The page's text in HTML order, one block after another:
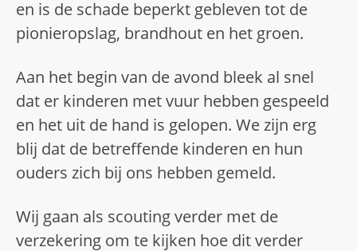
en is de schade beperkt gebleven tot de
pionieropslag, brandhout en het groen.
Aan het begin van de avond bleek al snel
dat er kinderen met vuur hebben gespeeld
en het uit de hand is gelopen. We zijn erg
blij dat de betreffende kinderen en hun
ouders zich bij ons hebben gemeld.
Wij gaan als scouting verder met de
verzekering om te kijken hoe dit verder